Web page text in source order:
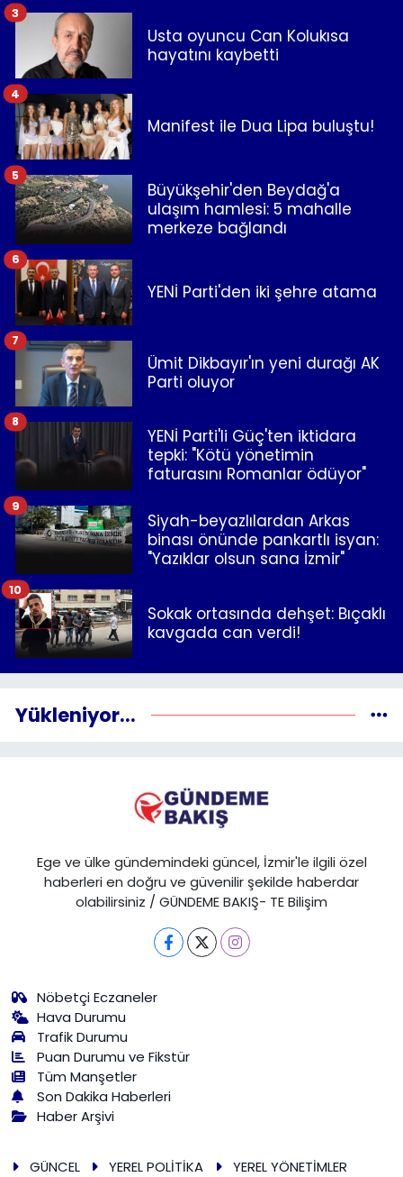
Usta oyuncu Can Kolukısa
hayatını kaybetti
3
Manifest ile Dua Lipa buluştu!
4
Büyükşehir'den Beydağ'a
ulaşım hamlesi: 5 mahalle
merkeze bağlandı
5
YENİ Parti'den iki şehre atama
6
Ümit Dikbayır'ın yeni durağı AK
Parti oluyor
7
YENİ Parti'li Güç'ten iktidara
tepki: "Kötü yönetimin
faturasını Romanlar ödüyor"
8
Siyah-beyazlılardan Arkas
binası önünde pankartlı isyan:
"Yazıklar olsun sana İzmir"
9
Sokak ortasında dehşet: Bıçaklı
kavgada can verdi!
10
Yükleniyor...
Ege ve ülke gündemindeki güncel, İzmir'le ilgili özel
haberleri en doğru ve güvenilir şekilde haberdar
olabilirsiniz / GÜNDEME BAKIŞ- TE Bilişim
Nöbetçi Eczaneler
Hava Durumu
Trafik Durumu
Puan Durumu ve Fikstür
Tüm Manşetler
Son Dakika Haberleri
Haber Arşivi
GÜNCEL YEREL POLİTİKA
YEREL YÖNETİMLER